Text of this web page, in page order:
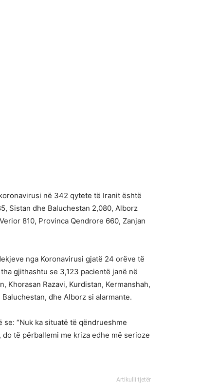
në 342 qytete të Iranit është
Sistan dhe Baluchestan 2,080, Alborz
810, Provinca Qendrore 660, Zanjan
nga Koronavirusi gjatë 24 orëve të
gjithashtu se 3,123 pacientë janë në
Razavi, Kurdistan, Kermanshah,
dhe Alborz si alarmante.
“Nuk ka situatë të qëndrueshme
të përballemi me kriza edhe më serioze
Artikulli tjetër